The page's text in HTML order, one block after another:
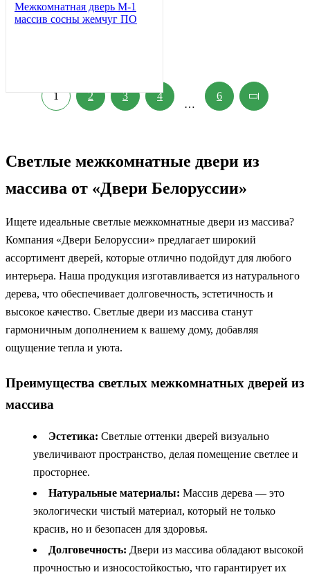
Межкомнатная дверь М-1
массив сосны жемчуг ПО
1 2 3 4
…
6
Светлые межкомнатные двери из
массива от «Двери Белоруссии»
Ищете идеальные светлые межкомнатные двери из массива?
Компания «Двери Белоруссии» предлагает широкий
ассортимент дверей, которые отлично подойдут для любого
интерьера. Наша продукция изготавливается из натурального
дерева, что обеспечивает долговечность, эстетичность и
высокое качество. Светлые двери из массива станут
гармоничным дополнением к вашему дому, добавляя
ощущение тепла и уюта.
Преимущества светлых межкомнатных дверей из
массива
Эстетика: Светлые оттенки дверей визуально
увеличивают пространство, делая помещение светлее и
просторнее.
Натуральные материалы: Массив дерева — это
экологически чистый материал, который не только
красив, но и безопасен для здоровья.
Долговечность: Двери из массива обладают высокой
прочностью и износостойкостью, что гарантирует их